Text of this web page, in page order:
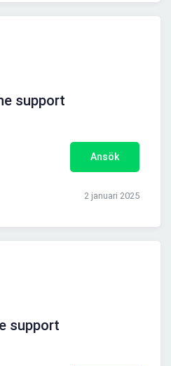
support
Ansök
2 januari 2025
support